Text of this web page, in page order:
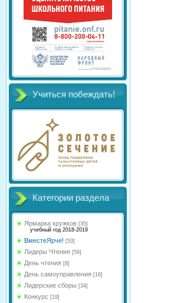
Учиться побеждать!
Категории раздела
Ярмарка кружков [35]
учебный год 2018-2019
ВместеЯрче! [53]
Лидеры Чтения [59]
День чтения [8]
День самоуправления [16]
Лидерские сборы [34]
Конкурс [19]